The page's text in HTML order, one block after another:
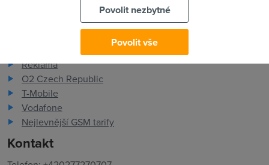
Ochrana osobních údajů
Recenze dsl.cz
Reklama
O2 Czech Republic
T-Mobile
Vodafone
Nejlevnější GSM tarify
Kontakt
Povolit nezbytné
Povolit vše